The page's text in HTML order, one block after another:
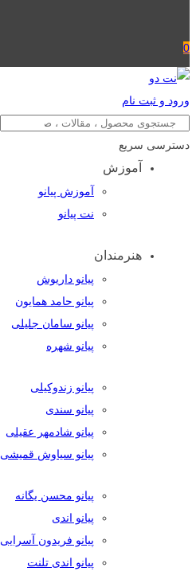
0
ورود و ثبت نام
دسترسی سریع
آموزش
آموزش پیانو
نت پیانو
هنرمندان
پیانو داریوش
پیانو حامد همایون
پیانو سامان جلیلی
پیانو شهره
پیانو زندوکیلی
پیانو سندی
پیانو شادمهر عقیلی
پیانو سیاوش قمیشی
پیانو محسن یگانه
پیانو اندی
پیانو فریدون آسرایی
پیانو اندی تلنت